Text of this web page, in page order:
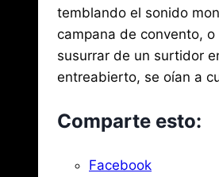
2026
temblando el sonido
campana de convento, o
susurrar de un surtidor
entreabierto, se oían a
Comparte esto:
Facebook